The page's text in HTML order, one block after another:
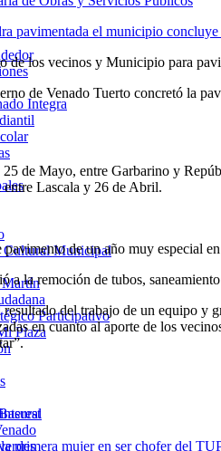
Integra
Cultural Municipal
Martín
Participativo
Plaza
de los vecinos y Municipio para
de Venado Tuerto concretó la
de Mayo, entre Garbarino y
Lascala y 26 de Abril.
pavimento de un año muy especial
a la remoción de tubos,
resultado del trabajo de un equipo
en cuanto al aporte de los
primera mujer en ser chofer del